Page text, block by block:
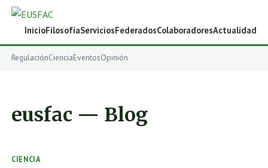
InicioFilosofíaServiciosFederadosColaboradoresActualidad
RegulaciónCienciaEventosOpinión
eusfac — Blog
CIENCIA